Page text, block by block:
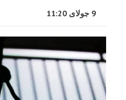
9 جولای 11:20